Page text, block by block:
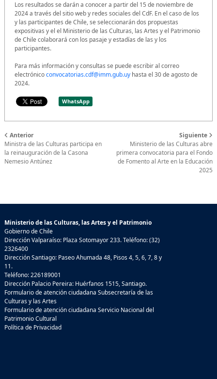
Los resultados se darán a conocer a partir del 15 de noviembre de
2024 a través del sitio web y redes sociales del CdF. En el caso de los
y las participantes de Chile, se seleccionarán dos propuestas
expositivas y el el Ministerio de las Culturas, las Artes y el Patrimonio
de Chile colaborará con los pasaje y estadías de las y los
participantes.
Para más información y consultas se puede escribir al correo
electrónicoconvocatorias.cdf@imm.gub.uy hasta el 30 de agosto de
2024.
WhatsApp
Anterior
Ministra de las Culturas participa en
la reinauguración de la Casona
Nemesio Antúnez
Siguiente
Ministerio de las Culturas abre
primera convocatoria para el Fondo
de Fomento al Arte en la Educación
2025
Ministerio de las Culturas, las Artes y el Patrimonio
Gobierno de Chile
Dirección Valparaíso: Plaza Sotomayor 233. Teléfono: (32)
2326400
Dirección Santiago: Paseo Ahumada 48, Pisos 4, 5, 6, 7, 8 y
11.
Teléfono: 226189001
Dirección Palacio Pereira: Huérfanos 1515, Santiago.
Formulario de atención ciudadana Subsecretaría de las
Culturas y las Artes
Formulario de atención ciudadana Servicio Nacional del
Patrimonio Cultural
Política de Privacidad